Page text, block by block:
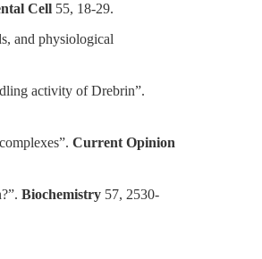
Cell 55, 18-29.
and physiological
activity of Drebrin”.
Current Opinion
Biochemistry 57, 2530-